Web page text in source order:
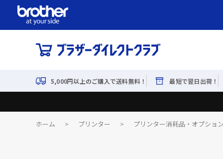
5,000円以上のご購入で送料無料！ 最短で翌日出荷！
ホーム > プリンター > プリンター消耗品・オプショ